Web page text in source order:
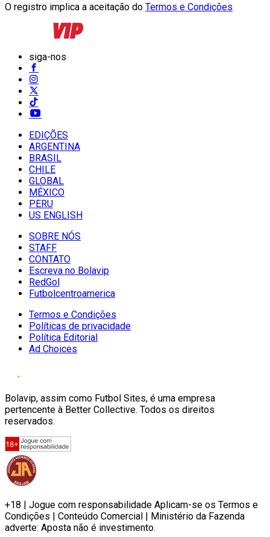
O registro implica a aceitação do Termos e Condições
siga-nos
EDIÇÕES
ARGENTINA
BRASIL
CHILE
GLOBAL
MÉXICO
PERU
US ENGLISH
SOBRE NÓS
STAFF
CONTATO
Escreva no Bolavip
RedGol
Futbolcentroamerica
Termos e Condições
Políticas de privacidade
Política Editorial
Ad Choices
Bolavip, assim como Futbol Sites, é uma empresa
pertencente à Better Collective. Todos os direitos
reservados.
+18 | Jogue com responsabilidade Aplicam-se os Termos e
Condições | Conteúdo Comercial | Ministério da Fazenda
adverte: Aposta não é investimento.